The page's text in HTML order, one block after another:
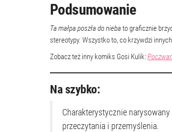
Podsumowanie
Ta małpa poszła do nieba to graficznie
stereotypy. Wszystko to, co krzywdzi
Zobacz też inny komiks Gosi Kulik:
Na szybko:
Charakterystycznie
przeczytania i przemyślenia.